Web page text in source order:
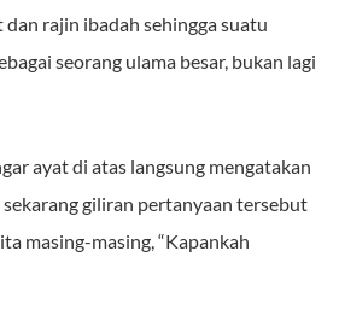
rajin ibadah sehingga suatu
seorang ulama besar, bukan lagi
ayat di atas langsung mengatakan
sekarang giliran pertanyaan tersebut
masing-masing, “Kapankah